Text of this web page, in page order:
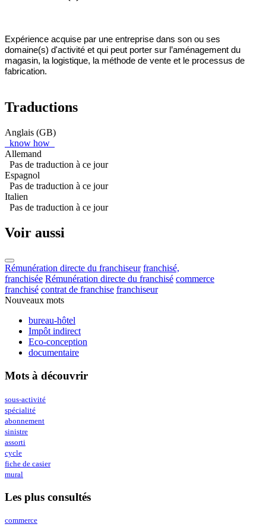
Expérience acquise par une entreprise dans son ou ses
domaine(s) d'activité et qui peut porter sur l’aménagement du
magasin, la logistique, la méthode de vente et le processus de
fabrication.
Traductions
Anglais (GB)
know how
Allemand
Pas de traduction à ce jour
Espagnol
Pas de traduction à ce jour
Italien
Pas de traduction à ce jour
Voir aussi
Rémunération directe du franchiseur franchisé,
franchisée Rémunération directe du franchisé commerce
franchisé contrat de franchise franchiseur
Nouveaux mots
bureau-hôtel
Impôt indirect
Eco-conception
documentaire
Mots à découvrir
sous-activité
spécialité
abonnement
sinistre
assorti
cycle
fiche de casier
mural
Les plus consultés
commerce